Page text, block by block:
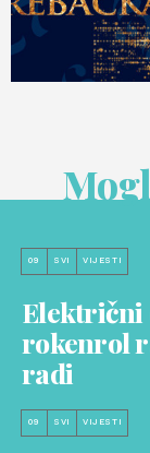
09 SVI VIJESTI
Električni
rokenrol
radi
09 SVI VIJESTI